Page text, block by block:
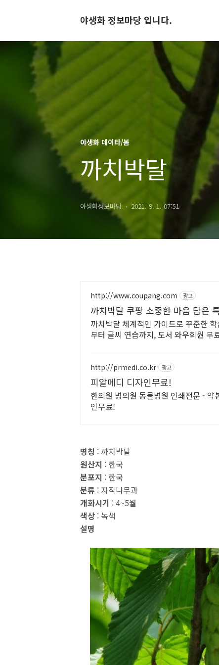
야생화 정보마당 입니다.
야생화 데이타/봄
까치박달
야생화정보마당 2021. 9. 1. 07:51
http://www.coupang.com 광고
까치박달 쿠팡 소중한 마음 담은
까치박달 체계적인 가이드로 꾸준한
부터 글씨 연습까지, 도서 와우회원 무
http://prmedi.co.kr 광고
피알메디 디자인무료!
한의원 병의원 동물병원 인쇄전문 -
인무료!
명칭 : 까치박달
원산지 : 한국
분포지 : 한국
분류 : 자작나무과
개화시기 : 4~5월
색상 : 녹색
설명